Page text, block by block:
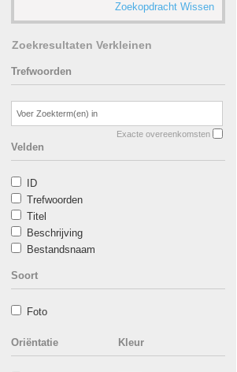
Zoekopdracht Wissen
Zoekresultaten Verkleinen
Trefwoorden
Exacte overeenkomsten
Velden
ID
Trefwoorden
Titel
Beschrijving
Bestandsnaam
Soort
Foto
Oriëntatie Kleur